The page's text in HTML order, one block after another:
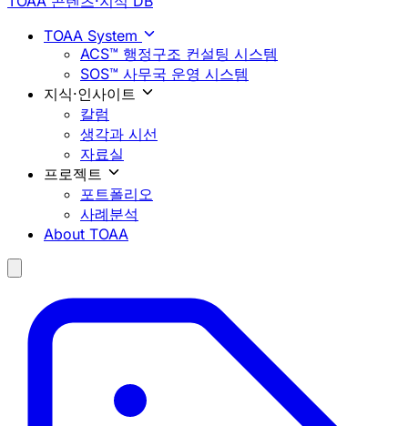
TOAA System
ACS™ 행정구조 컨설팅 시스템
SOS™ 사무국 운영 시스템
지식·인사이트
칼럼
생각과 시선
자료실
프로젝트
포트폴리오
사례분석
About TOAA